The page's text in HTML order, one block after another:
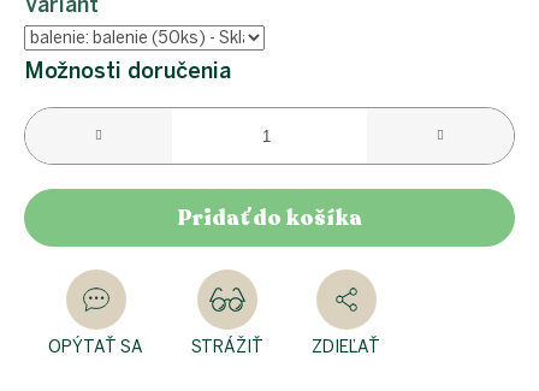
Variant
Možnosti doručenia
Pridať do košíka
OPÝTAŤ SA STRÁŽIŤ ZDIEĽAŤ